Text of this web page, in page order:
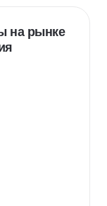
на рынке